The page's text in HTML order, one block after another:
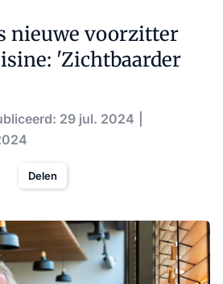
nieuwe voorzitter
'Zichtbaarder
29 jul. 2024
Delen